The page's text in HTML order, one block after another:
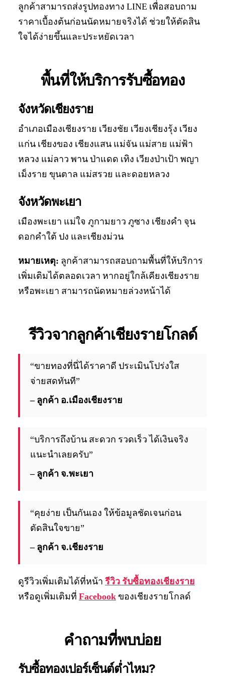
ลูกค้าสามารถส่งรูปทองทาง LINE เพื่อสอบถาม
ราคาเบื้องต้นก่อนนัดหมายจริงได้ ช่วยให้ตัดสิน
ใจได้ง่ายขึ้นและประหยัดเวลา
พื้นที่ให้บริการรับซื้อทอง
จังหวัดเชียงราย
อำเภอเมืองเชียงราย เวียงชัย เวียงเชียงรุ้ง เวียง
แก่น เชียงของ เชียงแสน แม่จัน แม่สาย แม่ฟ้า
หลวง แม่ลาว พาน ป่าแดด เทิง เวียงป่าเป้า พญา
เม็งราย ขุนตาล แม่สรวย และดอยหลวง
จังหวัดพะเยา
เมืองพะเยา แม่ใจ ภูกามยาว ภูซาง เชียงคำ จุน
ดอกคำใต้ ปง และเชียงม่วน
หมายเหตุ: ลูกค้าสามารถสอบถามพื้นที่ให้บริการ
เพิ่มเติมได้ตลอดเวลา หากอยู่ใกล้เคียงเชียงราย
หรือพะเยา สามารถนัดหมายล่วงหน้าได้
รีวิวจากลูกค้าเชียงรายโกลด์
“ขายทองที่นี่ได้ราคาดี ประเมินโปร่งใส
จ่ายสดทันที”
– ลูกค้า อ.เมืองเชียงราย
“บริการถึงบ้าน สะดวก รวดเร็ว ได้เงินจริง
แนะนำเลยครับ”
– ลูกค้า จ.พะเยา
“คุยง่าย เป็นกันเอง ให้ข้อมูลชัดเจนก่อน
ตัดสินใจขาย”
– ลูกค้า จ.เชียงราย
ดูรีวิวเพิ่มเติมได้ที่หน้า รีวิว รับซื้อทองเชียงราย
หรือดูเพิ่มเติมที่ Facebook ของเชียงรายโกลด์
คำถามที่พบบ่อย
รับซื้อทองเปอร์เซ็นต์ต่ำไหม?